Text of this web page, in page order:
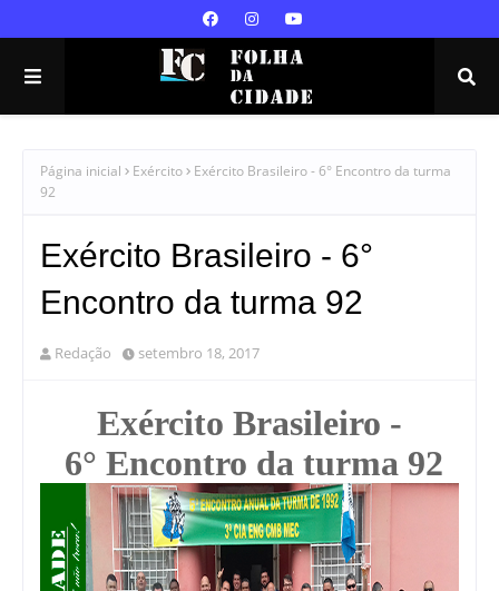
Página inicial Exército
Exército Brasileiro - 6° Encontro da turma
92
Exército Brasileiro - 6°
Encontro da turma 92
Redação setembro 18, 2017
Exército Brasileiro -
6° Encontro da turma 92